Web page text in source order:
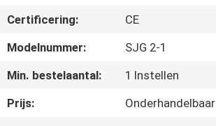
FABRIEKSTOCHT
NEEM
Certificering:
CE
Modelnummer:
SJG 2-1
Min. bestelaantal:
1 Instellen
Prijs:
Onderhandelbaar